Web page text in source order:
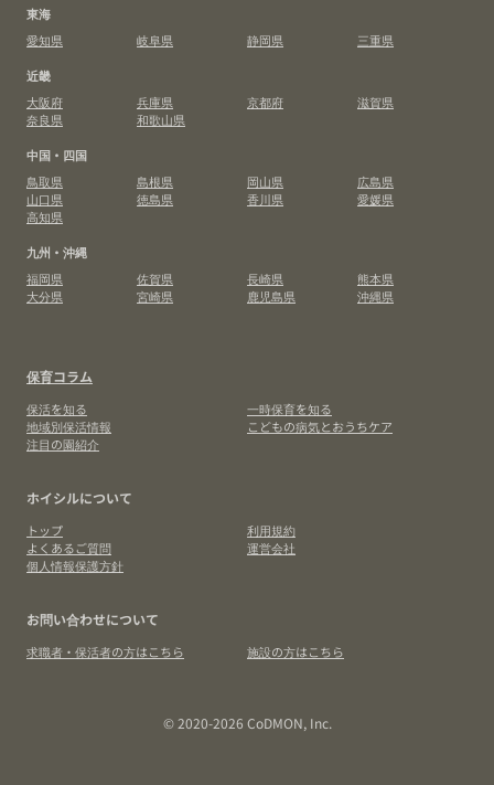
東海
愛知県
岐阜県 静岡県
三重県
近畿
大阪府
兵庫県 京都府
滋賀県
奈良県
和歌山県
中国・四国
鳥取県
島根県 岡山県
広島県
山口県
徳島県 香川県
愛媛県
高知県
九州・沖縄
福岡県
佐賀県 長崎県
熊本県
大分県
宮崎県 鹿児島県 沖縄県
保育コラム
保活を知る
一時保育を知る
地域別保活情報
こどもの病気とおうちケア
注目の園紹介
ホイシルについて
トップ
利用規約
よくあるご質問
運営会社
個人情報保護方針
お問い合わせについて
求職者・保活者の方はこちら 施設の方はこちら
© 2020-2026 CoDMON, Inc.